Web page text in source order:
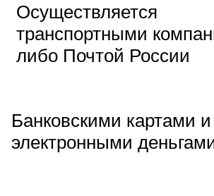
Осуществляется
транспортными
либо Почтой России
Банковскими картами и
электронными